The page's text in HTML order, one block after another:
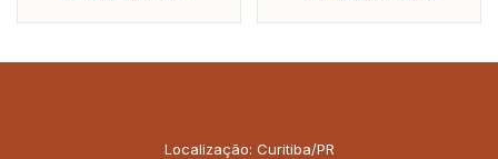
Localização: Curitiba/PR